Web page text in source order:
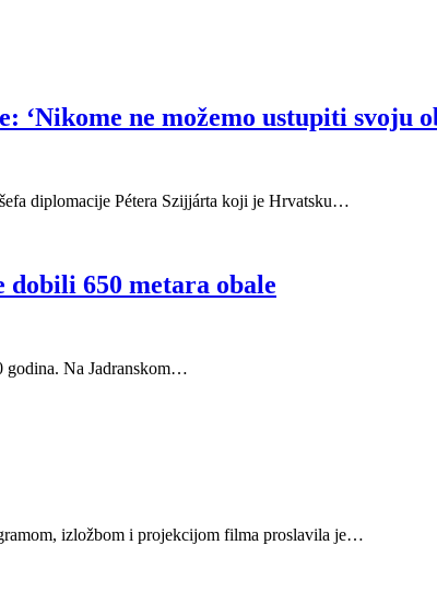
ne možemo ustupiti svoju
diplomacije Pétera Szijjárta koji je Hrvatsku…
650 metara obale
godina. Na Jadranskom…
izložbom i projekcijom filma proslavila je…